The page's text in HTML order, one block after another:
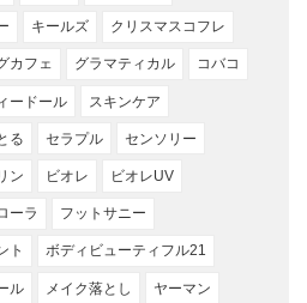
キールズ クリスマスコフレ
カフェ グラマティカル コバコ
ードール スキンケア
る セラプル センソリー
ン ビオレ ビオレUV
ーラ フットサニー
ト ボディビューティフル21
ル メイク落とし ヤーマン